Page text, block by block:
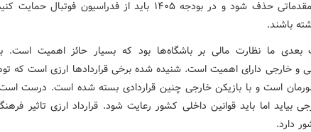
ملی در مرحله مقدماتی حذف شود و در بودجه ۱۴۰۵ باید از فدراسیون فوتبال
باشند.
بعدی ما نظارت مالی بر باشگاه‌ها بود که بسیار حائز اهمیت است.
و خارجی دارای اهمیت است. شنیده شده برخی قراردادها ارزی است که
است و با بازیکن خارجی چنین قراردادی بسته شده است. درست
بیاید اما باید قوانین داخلی کشور رعایت شود. قرارداد ارزی تاثیر
دارد.